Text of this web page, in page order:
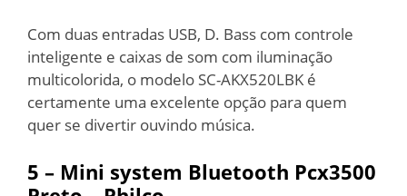
Com duas entradas USB, D. Bass com controle
inteligente e caixas de som com iluminação
multicolorida, o modelo SC-AKX520LBK é
certamente uma excelente opção para quem
quer se divertir ouvindo música.
5 – Mini system Bluetooth Pcx3500